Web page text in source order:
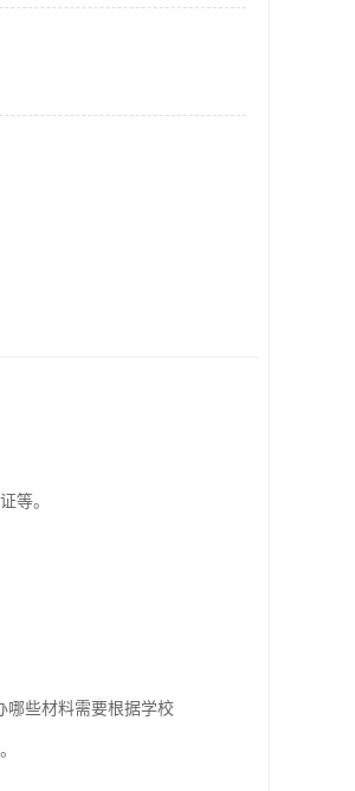
等。
哪些材料需要根据学校